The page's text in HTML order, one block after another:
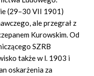
(29–30 VII 1901)
ale przegrał z
Kurowskim. Od
SZRB
także w l. 1903 i
oskarżenia za